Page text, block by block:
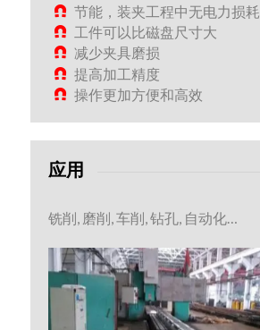
节能，装夹工程中无电力损耗
工件可以比磁盘尺寸大
减少夹具磨损
提高加工精度
操作更加方便和高效
应用
铣削, 磨削, 车削, 钻孔, 自动化…